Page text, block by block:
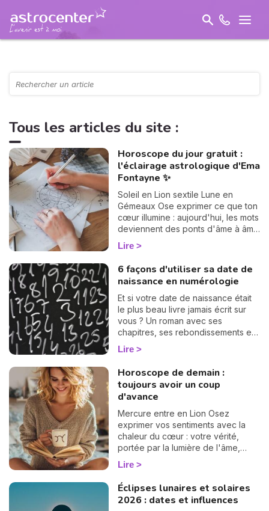
Tous les articles du site :
Horoscope du jour gratuit :
l'éclairage astrologique d'Ema
Fontayne ✨
Soleil en Lion sextile Lune en
Gémeaux Ose exprimer ce que ton
cœur illumine : aujourd'hui, les mots
deviennent des ponts d'âme à âme
et ouvrent la voie à des élans
sincères.
Lire
6 façons d'utiliser sa date de
naissance en numérologie
Et si votre date de naissance était
le plus beau livre jamais écrit sur
vous ? Un roman avec ses
chapitres, ses rebondissements et
même quelques cartes cachées
dans la manche. La numérologie
une à une. On vous montre
comment… 🔢
Lire
Horoscope de demain :
toujours avoir un coup
d'avance
Mercure entre en Lion Osez
exprimer vos sentiments avec la
chaleur du cœur : votre vérité,
portée par la lumière de l'âme,
peut aujourd'hui inspirer et
rapprocher.
Lire
Éclipses lunaires et solaires
2026 : dates et influences